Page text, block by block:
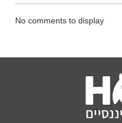
No comments to display